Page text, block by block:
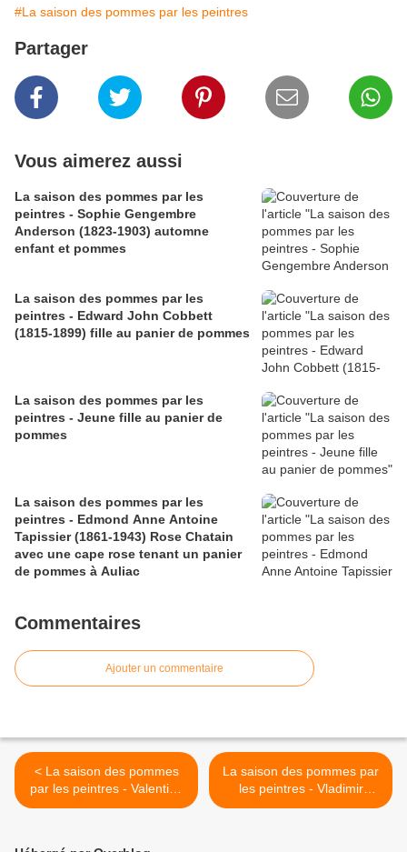
#La saison des pommes par les peintres
Partager
Vous aimerez aussi
La saison des pommes par les
peintres - Sophie Gengembre
Anderson (1823-1903) automne
enfant et pommes
La saison des pommes par les
peintres - Edward John Cobbett
(1815-1899) fille au panier de pommes
La saison des pommes par les
peintres - Jeune fille au panier de
pommes
La saison des pommes par les
peintres - Edmond Anne Antoine
Tapissier (1861-1943) Rose Chatain
avec une cape rose tenant un panier
de pommes à Auliac
Commentaires
Ajouter un commentaire
< La saison des pommes
par les peintres - Valentina
Valevskaya - pommes et
La saison des pommes par
les peintres - Vladimir
Goussev - La cueillette des